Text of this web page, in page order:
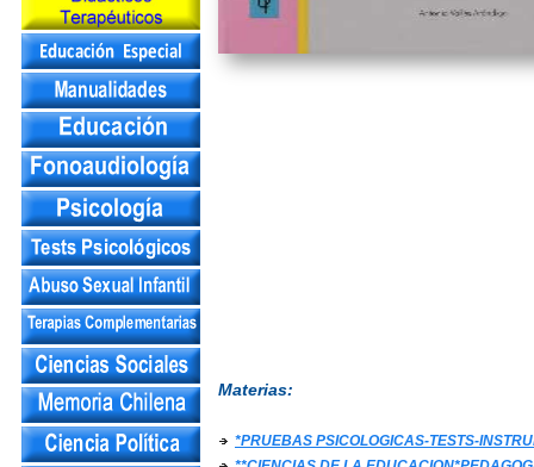
Materias:
*PRUEBAS PSICOLOGICAS-TESTS-